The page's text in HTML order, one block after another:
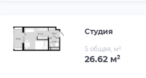
Студия
S общая, м²
26.62 м²